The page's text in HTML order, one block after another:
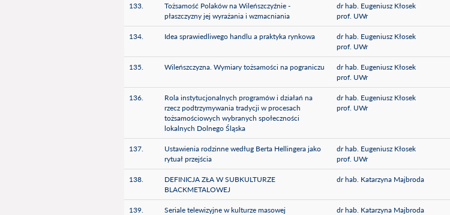
133.
Tożsamość Polaków na Wileńszczyźnie -
płaszczyzny jej wyrażania i wzmacniania
dr hab. Eugeniusz Kłosek
prof. UWr
134. Idea sprawiedliwego handlu a praktyka rynkowa
dr hab. Eugeniusz Kłosek
prof. UWr
135. Wileńszczyzna. Wymiary tożsamości na pograniczu
dr hab. Eugeniusz Kłosek
prof. UWr
136.
Rola instytucjonalnych programów i działań na
rzecz podtrzymywania tradycji w procesach
tożsamościowych wybranych społeczności
lokalnych Dolnego Śląska
dr hab. Eugeniusz Kłosek
prof. UWr
137.
Ustawienia rodzinne według Berta Hellingera jako
rytuał przejścia
dr hab. Eugeniusz Kłosek
prof. UWr
138.
DEFINICJA ZŁA W SUBKULTURZE
BLACKMETALOWEJ
dr hab. Katarzyna Majbroda
139. Seriale telewizyjne w kulturze masowej dr hab. Katarzyna Majbroda